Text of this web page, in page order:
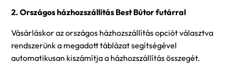
2. Országos házhozszállítás Best Bútor futárral
Vásárláskor az országos házhozszállítás opciót választva
rendszerünk a megadott táblázat segítségével
automatikusan kiszámítja a házhozszállítás összegét.